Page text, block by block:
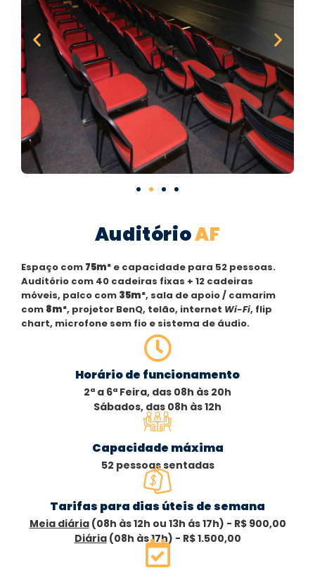
AuditórioAF
Espaço com 75m² e capacidade para 52 pessoas.
Auditório com 40 cadeiras fixas + 12 cadeiras
móveis, palco com 35m², sala de apoio / camarim
com 8m², projetor BenQ, telão, internet Wi-Fi, flip
chart, microfone sem fio e sistema de áudio.
Horário de funcionamento
2ª a 6ª Feira, das 08h às 20h
Sábados, das 08h às 12h
Capacidade máxima
52 pessoas sentadas
Tarifas para dias úteis de semana
Meia diária(08h às 12h ou 13h ás 17h) - R$ 900,00
Diária(08h às 17h) - R$ 1.500,00